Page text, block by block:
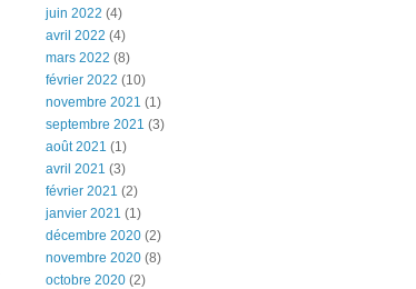
juin 2022 (4)
avril 2022 (4)
mars 2022 (8)
février 2022 (10)
novembre 2021 (1)
septembre 2021 (3)
août 2021 (1)
avril 2021 (3)
février 2021 (2)
janvier 2021 (1)
décembre 2020 (2)
novembre 2020 (8)
octobre 2020 (2)